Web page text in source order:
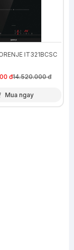
IT321BCSC
đ14.520.000 đ
Mua ngay